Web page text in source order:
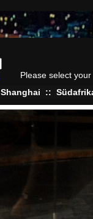
Please select
Shanghai ::